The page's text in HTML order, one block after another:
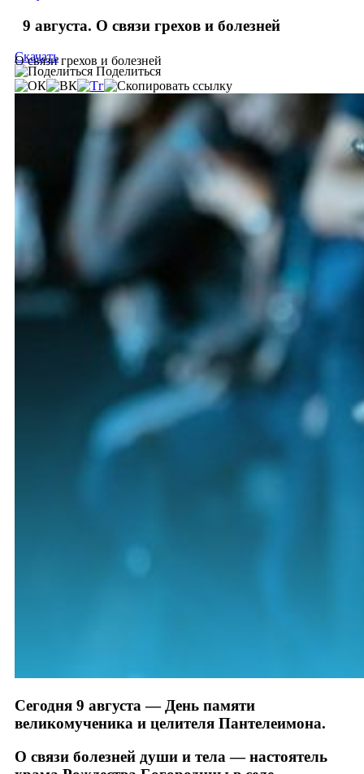
9 августа. О связи грехов и болезней
О связи грехов и болезней
Скачать
Поделиться
Сегодня 9 августа — День памяти
великомученика и целителя Пантелеимона.
О связи болезней души и тела — настоятель